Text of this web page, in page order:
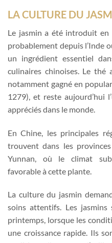
LA CULTURE DU
Le jasmin a été introduit en
probablement depuis l’Inde
un ingrédient essentiel
culinaires chinoises. Le thé
notamment gagné en
1279), et reste aujourd’hui
appréciés dans le monde.
En Chine, les principales
trouvent dans les
Yunnan, où le climat
favorable à cette plante.
La culture du jasmin
soins attentifs. Les jasmins
printemps, lorsque les
une croissance rapide. Ils